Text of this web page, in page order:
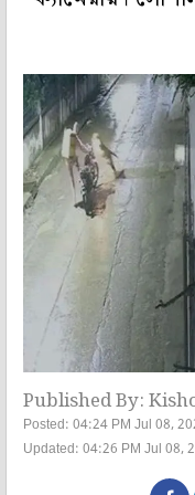
Published By:
Posted: 04:24 PM Jul 08,
Updated: 04:26 PM Jul 08,